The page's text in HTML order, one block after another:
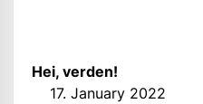
Hei, verden!
17. January 2022